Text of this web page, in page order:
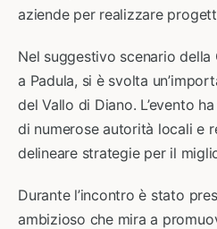
aziende per realizzare
Nel suggestivo scenario
a Padula, si è svolta
del Vallo di Diano. L’evento
di numerose autorità locali e
delineare strategie per il
Durante l’incontro è stato
ambizioso che mira a